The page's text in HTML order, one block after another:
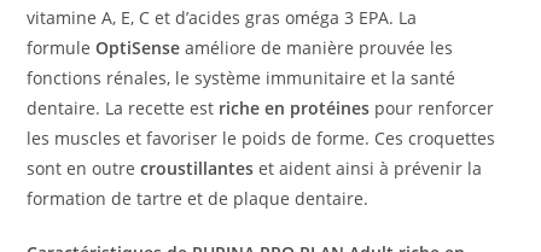
vitamine A, E, C et d’acides gras oméga 3 EPA. La
formuleOptiSense améliore de manière prouvée les
fonctions rénales, le système immunitaire et la santé
dentaire. La recette est riche en protéines pour renforcer
les muscles et favoriser le poids de forme. Ces croquettes
sont en outrecroustillanteset aident ainsi à prévenir la
formation de tartre et de plaque dentaire.